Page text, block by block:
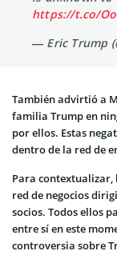
https://t.co/
— Eric Trump
También advirtió a
familia Trump en
por ellos. Estas
dentro de la red de
Para contextualizar,
red de negocios
socios. Todos ellos
entre sí en este
controversia sobre